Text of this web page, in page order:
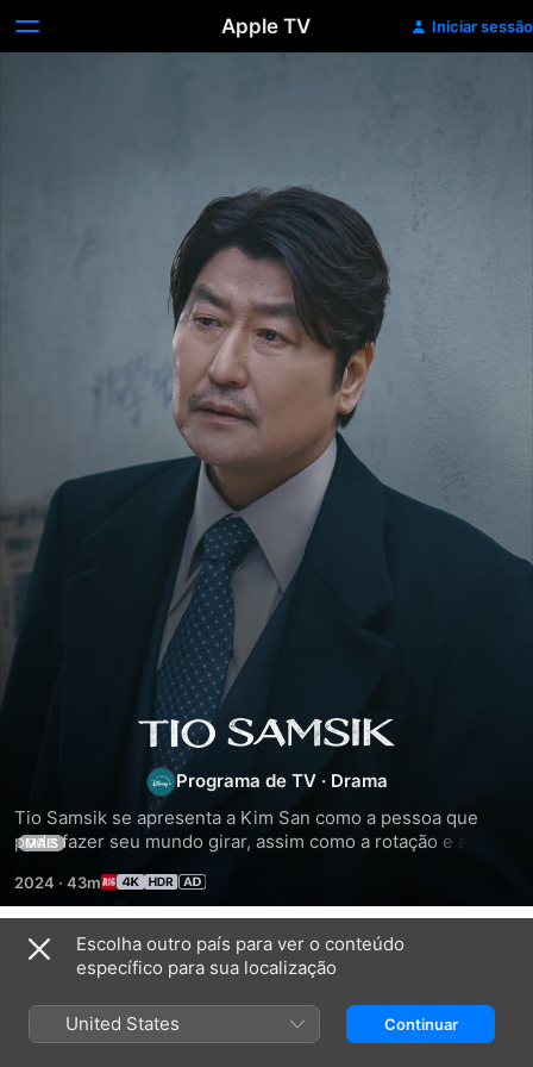
Apple TV Iniciar sessão
Tio
Samsik
Programa de TV · Drama
Tio Samsik se apresenta a Kim San como a pessoa que
pode fazer seu mundo girar, assim como a rotação e a
transformar qualquer sonho em realidade. No entanto, à
medida que o plano de Samsik para Kim San se desenrola,
mais pessoas interferem. Samsik é realmente aquele que
realizará o sonho de Kim San ou é um demônio que está
conduzindo Kim San a um reino político de esquemas e
transformando-o em um monstro? Contém sequências de
luzes que podem afetar pessoas fotossensíveis.
MAIS
2024 · 43m
Temporada 1
Escolha outro país para ver o conteúdo
específico para sua localização
United States Continuar